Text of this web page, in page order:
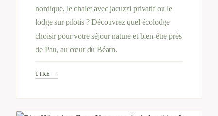
nordique, le chalet avec jacuzzi privatif ou le
lodge sur pilotis ? Découvrez quel écolodge
choisir pour votre séjour nature et bien-être près
de Pau, au cœur du Béarn.
LIRE →